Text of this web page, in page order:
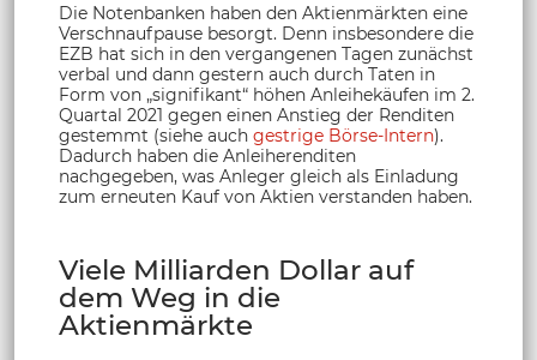
Die Notenbanken haben den Aktienmärkten eine
Verschnaufpause besorgt. Denn insbesondere die
EZB hat sich in den vergangenen Tagen zunächst
verbal und dann gestern auch durch Taten in
Form von „signifikant“ höhen Anleihekäufen im 2.
Quartal 2021 gegen einen Anstieg der Renditen
gestemmt (siehe auch gestrige Börse-Intern).
Dadurch haben die Anleiherenditen
nachgegeben, was Anleger gleich als Einladung
zum erneuten Kauf von Aktien verstanden haben.
Viele Milliarden Dollar auf
dem Weg in die
Aktienmärkte